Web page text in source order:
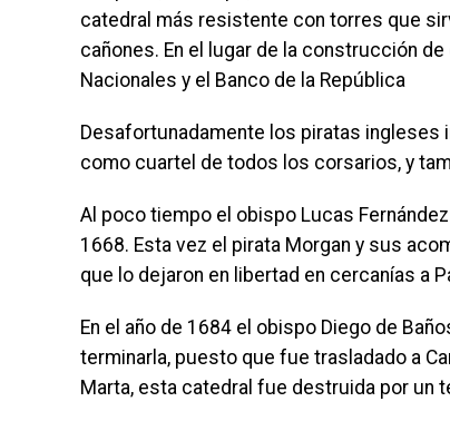
catedral más resistente con torres que
cañones. En el lugar de la construcción
Nacionales y el Banco de la República
Desafortunadamente los piratas ingleses
como cuartel de todos los corsarios, y
Al poco tiempo el obispo Lucas
1668. Esta vez el pirata Morgan y sus
que lo dejaron en libertad en cercanías a
En el año de 1684 el obispo Diego de
terminarla, puesto que fue trasladado a
Marta, esta catedral fue destruida por un